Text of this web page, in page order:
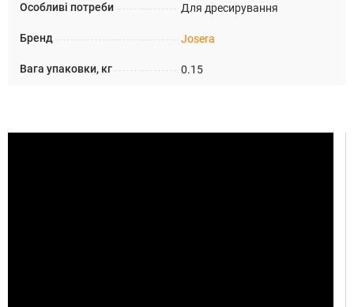
Особливі потреби Для дресирування
Бренд Josera
Вага упаковки, кг 0.15